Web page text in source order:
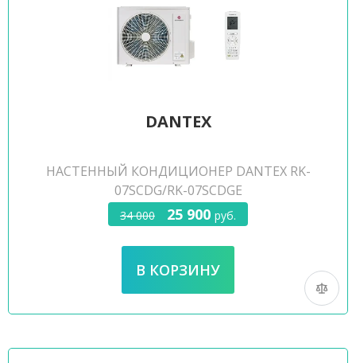
DANTEX
НАСТЕННЫЙ КОНДИЦИОНЕР DANTEX RK-
07SCDG/RK-07SCDGE
34 000 25 900 руб.